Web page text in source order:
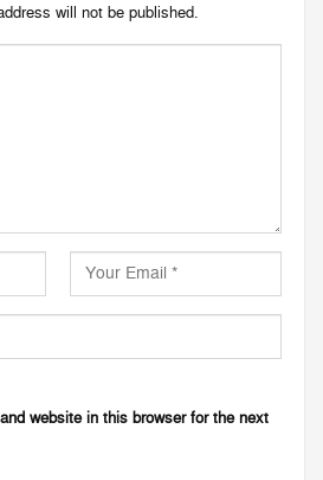
will not be published.
website in this browser for the next